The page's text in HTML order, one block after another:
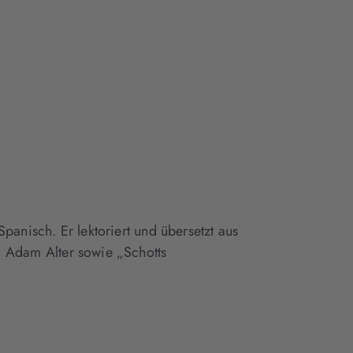
Er lektoriert und übersetzt aus
Alter sowie „Schotts